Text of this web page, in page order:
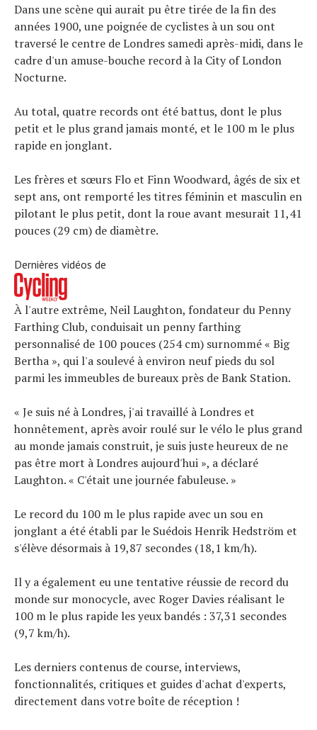
Dans une scène qui aurait pu être tirée de la fin des
années 1900, une poignée de cyclistes à un sou ont
traversé le centre de Londres samedi après-midi, dans le
cadre d'un amuse-bouche record à la City of London
Nocturne.
Au total, quatre records ont été battus, dont le plus
petit et le plus grand jamais monté, et le 100 m le plus
rapide en jonglant.
Les frères et sœurs Flo et Finn Woodward, âgés de six et
sept ans, ont remporté les titres féminin et masculin en
pilotant le plus petit, dont la roue avant mesurait 11,41
pouces (29 cm) de diamètre.
Dernières vidéos de
À l'autre extrême, Neil Laughton, fondateur du Penny
Farthing Club, conduisait un penny farthing
personnalisé de 100 pouces (254 cm) surnommé « Big
Bertha », qui l'a soulevé à environ neuf pieds du sol
parmi les immeubles de bureaux près de Bank Station.
« Je suis né à Londres, j'ai travaillé à Londres et
honnêtement, après avoir roulé sur le vélo le plus grand
au monde jamais construit, je suis juste heureux de ne
pas être mort à Londres aujourd'hui », a déclaré
Laughton. « C'était une journée fabuleuse. »
Le record du 100 m le plus rapide avec un sou en
jonglant a été établi par le Suédois Henrik Hedström et
s'élève désormais à 19,87 secondes (18,1 km/h).
Il y a également eu une tentative réussie de record du
monde sur monocycle, avec Roger Davies réalisant le
100 m le plus rapide les yeux bandés : 37,31 secondes
(9,7 km/h).
Les derniers contenus de course, interviews,
fonctionnalités, critiques et guides d'achat d'experts,
directement dans votre boîte de réception !
Tous nos articles
À propos